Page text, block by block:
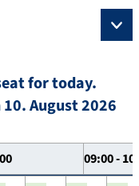
for today.
August 2026
09:00 -